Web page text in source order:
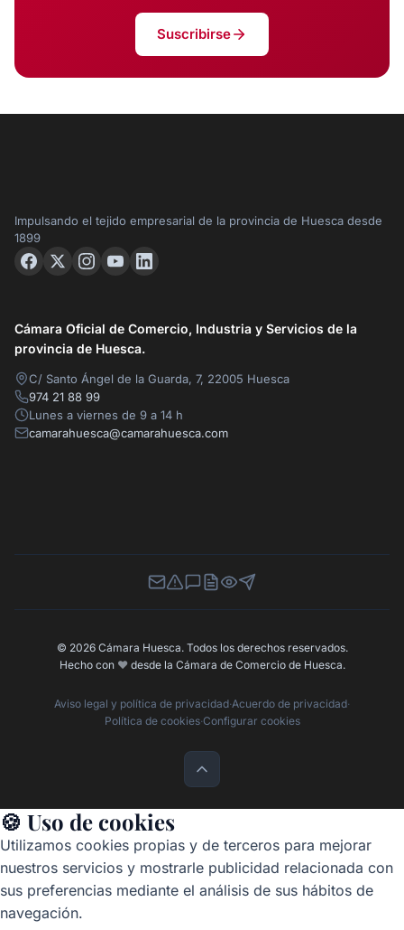
Suscribirse
Impulsando el tejido empresarial de la provincia de Huesca desde
1899
Cámara Oficial de Comercio, Industria y Servicios de la
provincia de Huesca.
C/ Santo Ángel de la Guarda, 7, 22005 Huesca
974 21 88 99
Lunes a viernes de 9 a 14 h
camarahuesca@camarahuesca.com
Newsletter
Canal de Denuncias
Buzón de Sugerencias
Perfil Contratante
Ley de Transparencia
Contacta con nosotros
© 2026 Cámara Huesca. Todos los derechos reservados.
Hecho con ❤️desde la Cámara de Comercio de Huesca.
Aviso legal y política de privacidad·Acuerdo de privacidad·
Política de cookies·Configurar cookies
🍪 Uso de cookies
Utilizamos cookies propias y de terceros para mejorar
nuestros servicios y mostrarle publicidad relacionada con
sus preferencias mediante el análisis de sus hábitos de
navegación.